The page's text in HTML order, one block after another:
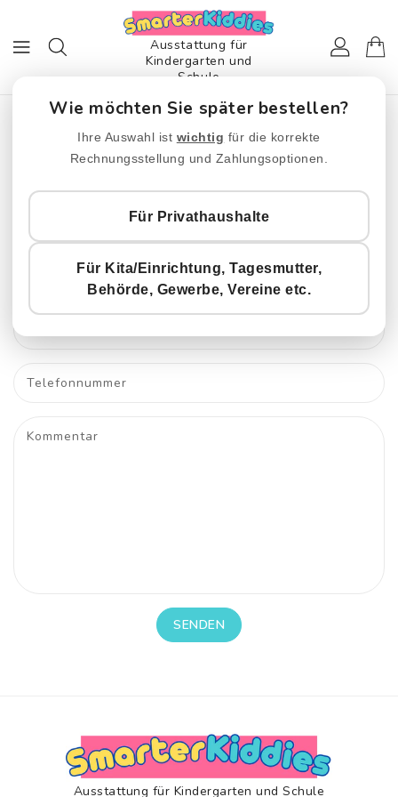
Ausstattung für
Kindergarten und
Schule
Kontakt
Schreiben Sie uns
Wir melden uns umgehend bei Ihnen!
Telefonnummer
Kommentar
SENDEN
Ausstattung für Kindergarten und Schule
Wie möchten Sie später bestellen?
Ihre Auswahl ist wichtig für die korrekte
Rechnungsstellung und Zahlungsoptionen.
Für Privathaushalte
Für Kita/Einrichtung, Tagesmutter,
Behörde, Gewerbe, Vereine etc.